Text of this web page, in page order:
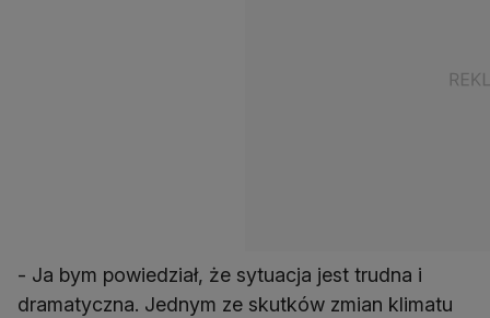
- Ja bym powiedział, że sytuacja jest trudna i
dramatyczna. Jednym ze skutków zmian klimatu